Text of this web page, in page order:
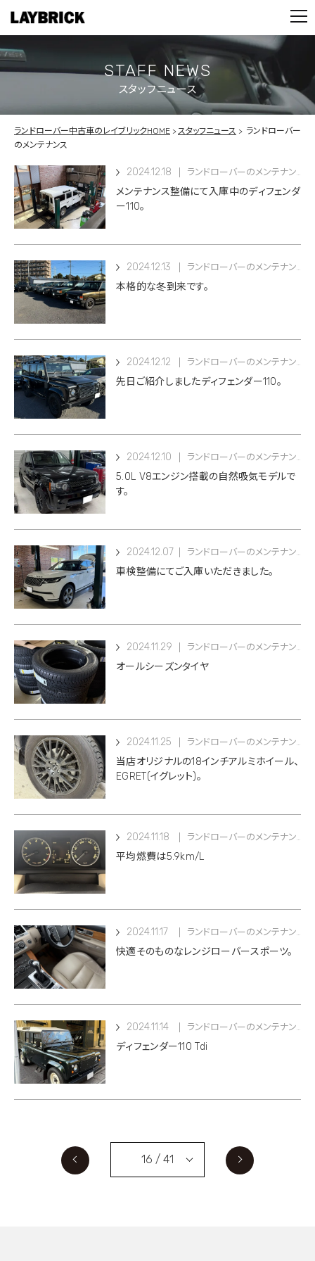
PARTS
CONTACT
PRIVACY POLICY
STAFF NEWS
スタッフニュース
ランドローバー中古車のレイブリックHOME スタッフニュース
ランドローバー
のメンテナンス
2024.12.18
メンテナンス整備にて入庫中のディフェンダ
ー110。
2024.12.13
本格的な冬到来です。
2024.12.12
先日ご紹介しましたディフェンダー110。
2024.12.10
5.0L V8エンジン搭載の自然吸気モデルで
す。
2024.12.07
車検整備にてご入庫いただきました。
2024.11.29
オールシーズンタイヤ
2024.11.25
当店オリジナルの18インチアルミホイール、
EGRET(イグレット)。
2024.11.18
平均燃費は5.9km/L
2024.11.17
快適そのものなレンジローバースポーツ。
2024.11.14
ディフェンダー110 Tdi